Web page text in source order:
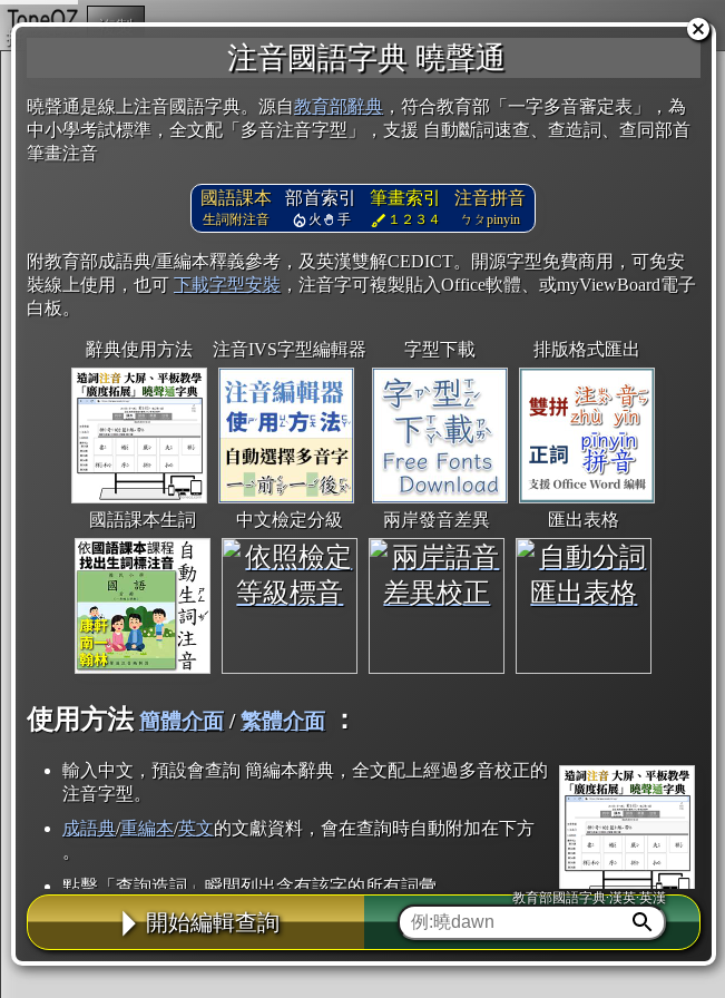
注音國語字典 曉聲通
曉聲通是線上注音國語字典。源自教育部辭典 ，符合教育部「一字多音審定表」，為
中小學考試標準，全文配「多音注音字型」，支援 自動斷詞速查、查造詞、查同部首
筆畫注音
國語課本
生詞附注音
部首索引
火 手
筆畫索引
１２３４
注音拼音
ㄅㄆpinyin
附教育部成語典/重編本釋義參考，及英漢雙解CEDICT。開源字型免費商用，可免安
裝線上使用，也可 下載字型安裝 ，注音字可複製貼入Office軟體、或myViewBoard電子
白板。
辭典使用方法 注音IVS字型編輯器 字型下載 排版格式匯出
國語課本生詞 中文檢定分級 兩岸發音差異 匯出表格
使用方法 簡體介面/繁體介面 ：
輸入中文，預設會查詢 簡編本辭典，全文配上經過多音校正的
注音字型。
成語典/重編本/英文的文獻資料，會在查詢時自動附加在下方
。
點擊「查詢造詞」瞬間列出含有該字的所有詞彙。
點「部首」瞬間列出所有「同部首字」。也支援查詢「同注音」或「同筆畫」。
辭典解釋的全文都經過自動斷詞，點擊便可瞬間「連續查詢」此字詞的解釋，不
用手動重複輸入。
開始編輯查詢
教育部國語字典·漢英·英漢
複製